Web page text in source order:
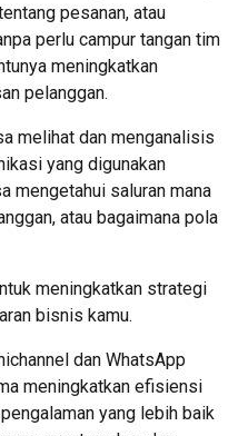
pesanan, atau
perlu campur tangan tim
meningkatkan
pelanggan.
melihat dan menganalisis
yang digunakan
mengetahui saluran mana
atau bagaimana pola
meningkatkan strategi
bisnis kamu.
dan WhatsApp
meningkatkan efisiensi
yang lebih baik